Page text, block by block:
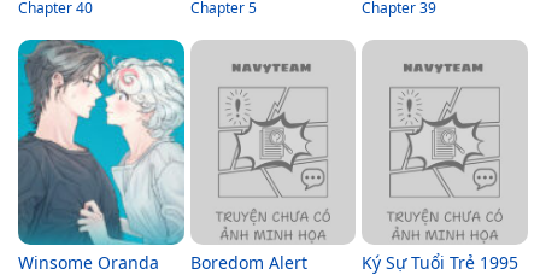
Chapter 40 Chapter 5 Chapter 39
Winsome Oranda Boredom Alert Ký Sự Tuổi Trẻ 1995